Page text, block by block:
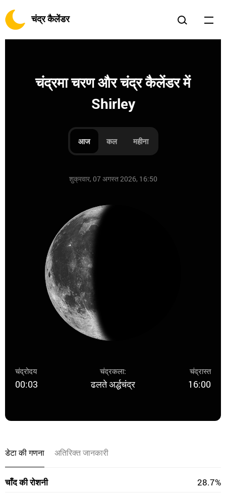
चंद्र कैलेंडर
चंद्रमा चरण और चंद्र कैलेंडर में
Shirley
आज कल महीना
शुक्रवार, 07 अगस्त 2026, 16:50
चंद्रोदय
00:03
चंद्रकला:
ढलते अर्द्धचंद्र
चंद्रास्त
16:00
डेटा की गणना अतिरिक्त जानकारी
चाँद की रोशनी
28.7%